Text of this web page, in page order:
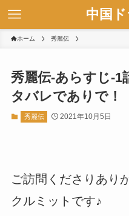
中国
ホーム 秀麗伝
秀麗伝-あらすじ-1
タバレでありで！
秀麗伝 2021年10月5日
ご訪問くださりあり
クルミットです♪